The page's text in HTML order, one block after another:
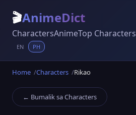
🎬AnimeDict
CharactersAnimeTop Characters
EN PH
Home Characters Rikao
← Bumalik sa Characters